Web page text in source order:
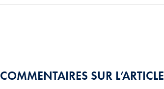
COMMENTAIRES SUR L’ARTICLE